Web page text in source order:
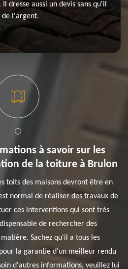
dresse aussi un devis sans qu'il
de l'argent.
à savoir sur les
de la toiture à Brulon
toits des maisons devront être en
normal de réaliser des travaux de
ces interventions qui sont très
de rechercher des
Sachez qu'il a tous les
la garantie d'un meilleur rendu
d'autres informations, veuillez lui